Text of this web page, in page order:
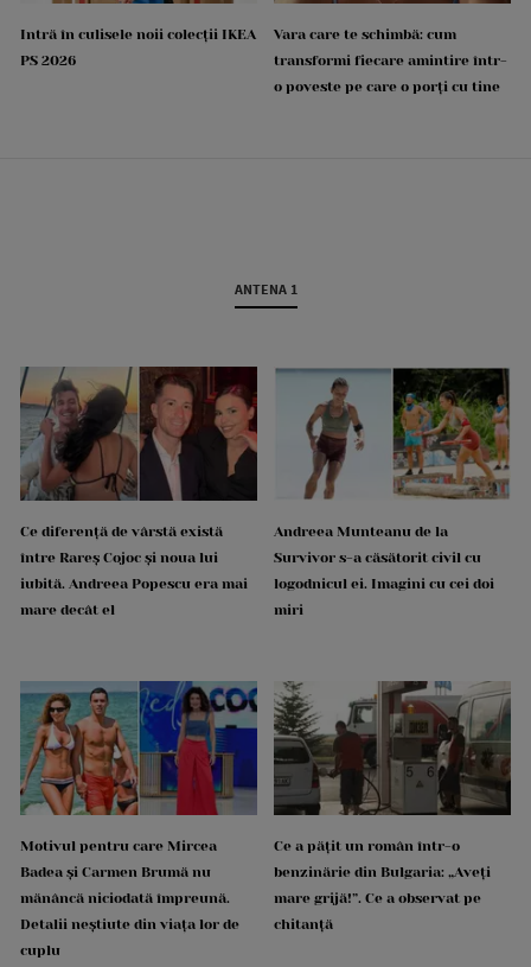
Intră în culisele noii colecții IKEA
PS 2026
Vara care te schimbă: cum
transformi fiecare amintire într-
o poveste pe care o porți cu tine
ANTENA 1
Ce diferență de vârstă există
între Rareș Cojoc și noua lui
iubită. Andreea Popescu era mai
mare decât el
Andreea Munteanu de la
Survivor s-a căsătorit civil cu
logodnicul ei. Imagini cu cei doi
miri
Motivul pentru care Mircea
Badea și Carmen Brumă nu
mănâncă niciodată împreună.
Detalii neștiute din viața lor de
cuplu
Ce a pățit un român într-o
benzinărie din Bulgaria: „Aveți
mare grijă!”. Ce a observat pe
chitanță